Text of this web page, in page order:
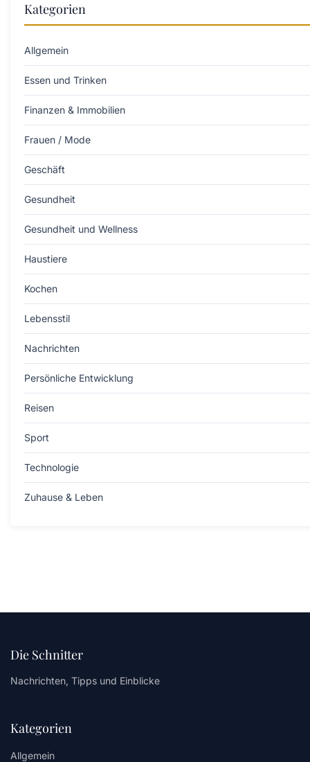
Kategorien
Allgemein
Essen und Trinken
Finanzen & Immobilien
Frauen / Mode
Geschäft
Gesundheit
Gesundheit und Wellness
Haustiere
Kochen
Lebensstil
Nachrichten
Persönliche Entwicklung
Reisen
Sport
Technologie
Zuhause & Leben
Die Schnitter
Nachrichten, Tipps und Einblicke
Kategorien
Allgemein